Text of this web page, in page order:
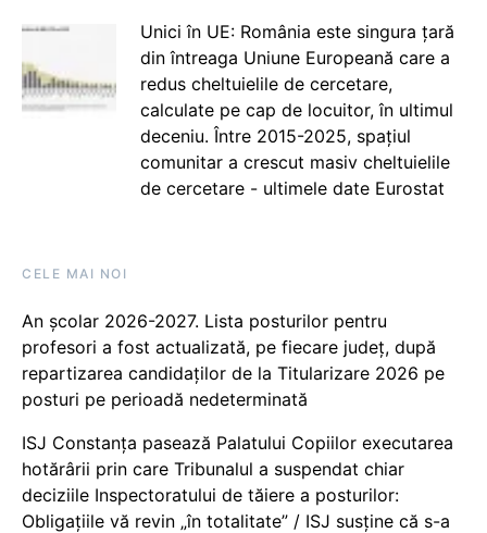
Unici în UE: România este singura țară
din întreaga Uniune Europeană care a
redus cheltuielile de cercetare,
calculate pe cap de locuitor, în ultimul
deceniu. Între 2015-2025, spațiul
comunitar a crescut masiv cheltuielile
de cercetare - ultimele date Eurostat
CELE MAI NOI
An școlar 2026-2027. Lista posturilor pentru
profesori a fost actualizată, pe fiecare județ, după
repartizarea candidaților de la Titularizare 2026 pe
posturi pe perioadă nedeterminată
ISJ Constanța pasează Palatului Copiilor executarea
hotărârii prin care Tribunalul a suspendat chiar
deciziile Inspectoratului de tăiere a posturilor:
Obligațiile vă revin „în totalitate” / ISJ susține că s-a